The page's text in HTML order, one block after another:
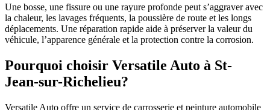
Une bosse, une fissure ou une rayure profonde peut s’aggraver avec
la chaleur, les lavages fréquents, la poussière de route et les longs
déplacements. Une réparation rapide aide à préserver la valeur du
véhicule, l’apparence générale et la protection contre la corrosion.
Pourquoi choisir Versatile Auto à St-
Jean-sur-Richelieu?
Versatile Auto offre un service de carrosserie et peinture automobile